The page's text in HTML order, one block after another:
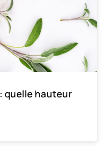
quelle hauteur